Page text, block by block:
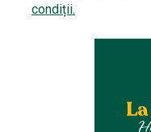
condiții.